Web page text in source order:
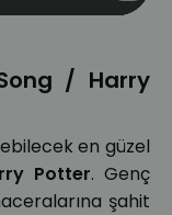
/ Harry
en güzel
Potter. Genç
şahit